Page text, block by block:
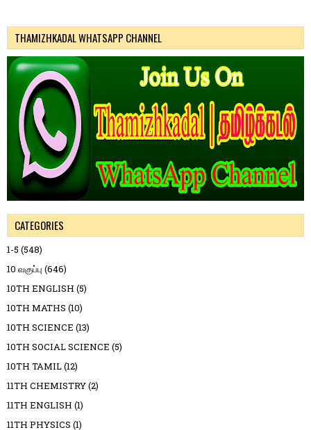
THAMIZHKADAL WHATSAPP CHANNEL
CATEGORIES
1-5 (548)
10 வகுப்பு (646)
10TH ENGLISH (5)
10TH MATHS (10)
10TH SCIENCE (13)
10TH SOCIAL SCIENCE (5)
10TH TAMIL(12)
11TH CHEMISTRY(2)
11TH ENGLISH (1)
11TH PHYSICS (1)